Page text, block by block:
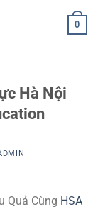
0
Hà Nội
Quả Cùng HSA